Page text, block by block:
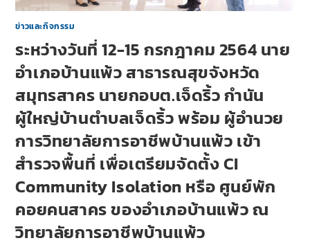
ข่าวและกิจกรรม
ระหว่างวันที่ 12-15 กรกฎาคม 2564 นาย
อำเภอบ้านแพ้ว สาธารณสุขจังหวัด
สมุทรสาคร นายกอบต.เจ็ดริ้ว กำนัน
ผู้ใหญ่บ้านตำบลเจ็ดริ้ว พร้อม ผู้อำนวย
การวิทยาลัยการอาชีพบ้านแพ้ว เข้า
สำรวจพื้นที่ เพื่อเตรียมจัดตั้ง CI
Community Isolation หรือ ศูนย์พัก
คอยคนสาคร ของอำเภอบ้านแพ้ว ณ
วิทยาลัยการอาชีพบ้านแพ้ว